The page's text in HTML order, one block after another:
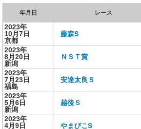
年月日 レース
2023年
10月7日
京都
藤森S
2023年
8月20日
新潟
ＮＳＴ賞
2023年
7月23日
福島
安達太良Ｓ
2023年
5月6日
新潟
越後Ｓ
2023年
4月9日
やまびこS